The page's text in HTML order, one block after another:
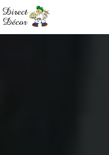
Panneau de gestion des cookies